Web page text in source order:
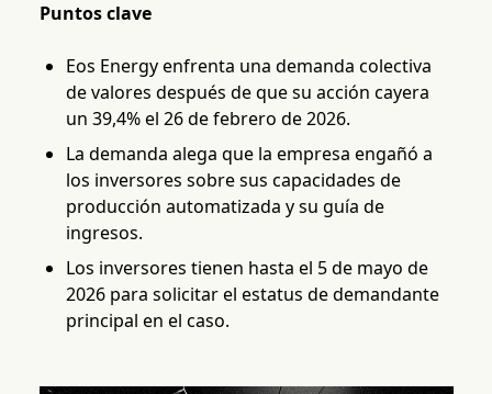
Puntos clave
Eos Energy enfrenta una demanda colectiva
de valores después de que su acción cayera
un 39,4% el 26 de febrero de 2026.
La demanda alega que la empresa engañó a
los inversores sobre sus capacidades de
producción automatizada y su guía de
ingresos.
Los inversores tienen hasta el 5 de mayo de
2026 para solicitar el estatus de demandante
principal en el caso.